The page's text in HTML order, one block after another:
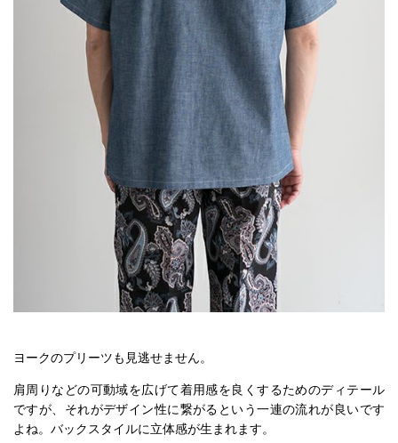
ヨークのプリーツも見逃せません。
肩周りなどの可動域を広げて着用感を良くするためのディテール
ですが、それがデザイン性に繋がるという一連の流れが良いです
よね。バックスタイルに立体感が生まれます。